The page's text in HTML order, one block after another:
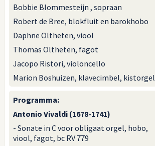
Bobbie Blommesteijn , sopraan
Robert de Bree, blokfluit en barokhobo
Daphne Oltheten, viool
Thomas Oltheten, fagot
Jacopo Ristori, violoncello
Marion Boshuizen, klavecimbel, kistorgel
Programma:
Antonio Vivaldi (1678-1741)
- Sonate in C voor obligaat orgel, hobo,
viool, fagot, bc RV 779